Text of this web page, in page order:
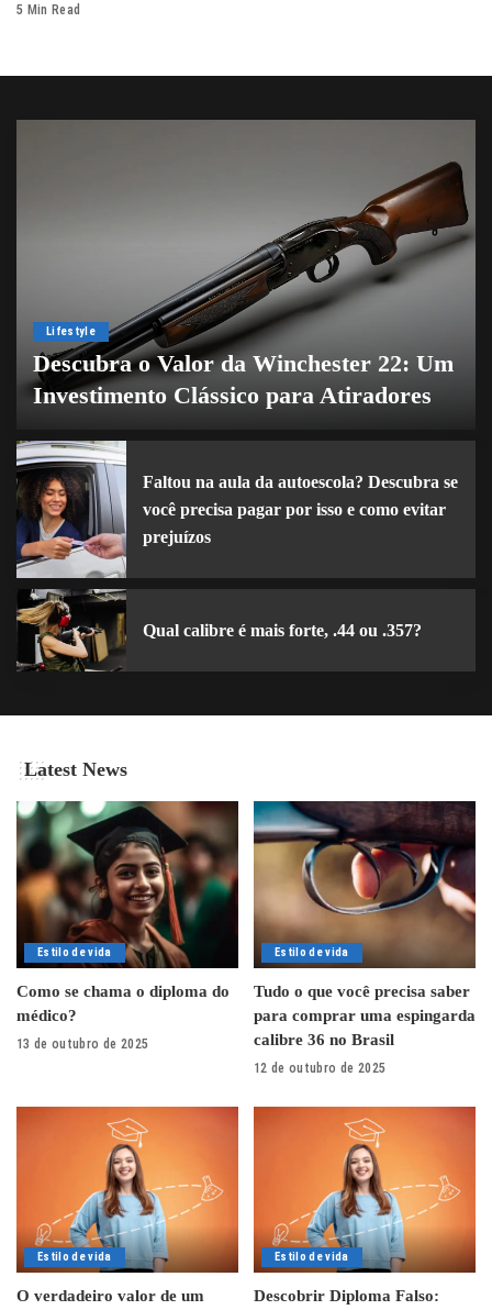
5 Min Read
Lifestyle
Descubra o Valor da Winchester 22: Um
Investimento Clássico para Atiradores
Faltou na aula da autoescola? Descubra se
você precisa pagar por isso e como evitar
prejuízos
Qual calibre é mais forte, .44 ou .357?
Latest News
Estilo de vida
Como se chama o diploma do
médico?
13 de outubro de 2025
Estilo de vida
Tudo o que você precisa saber
para comprar uma espingarda
calibre 36 no Brasil
12 de outubro de 2025
Estilo de vida
O verdadeiro valor de um
Estilo de vida
Descobrir Diploma Falso: